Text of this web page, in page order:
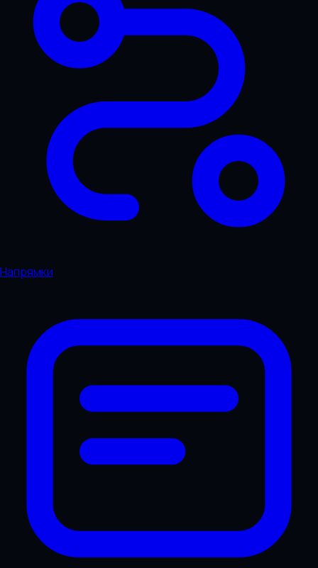
Напрямки